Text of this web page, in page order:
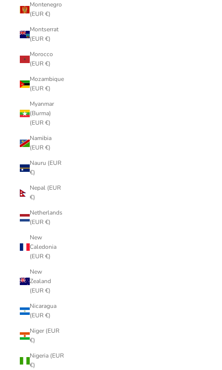
Montenegro
(EUR €)
Montserrat
(EUR €)
Morocco
(EUR €)
Mozambique
(EUR €)
Myanmar
(Burma)
(EUR €)
Namibia
(EUR €)
Nauru (EUR
€)
Nepal (EUR
€)
Netherlands
(EUR €)
New
Caledonia
(EUR €)
New
Zealand
(EUR €)
Nicaragua
(EUR €)
Niger (EUR
€)
Nigeria (EUR
€)